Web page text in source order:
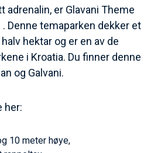
adrenalin, er Glavani Theme
Denne temaparken dekker et
hektar og er en av de
i Kroatia. Du finner denne
og Galvani.
her:
10 meter høye,